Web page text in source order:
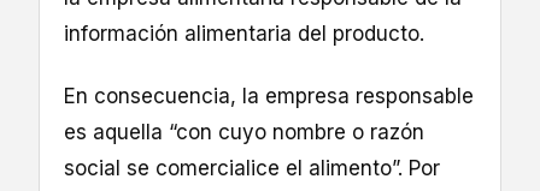
información alimentaria del producto.
En consecuencia, la empresa responsable
es aquella “con cuyo nombre o razón
social se comercialice el alimento”. Por